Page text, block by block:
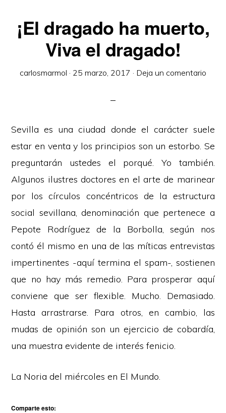
¡El dragado ha muerto,
Viva el dragado!
carlosmarmol · 25 marzo, 2017 · Deja un comentario
Sevilla es una ciudad donde el carácter suele
estar en venta y los principios son un estorbo. Se
preguntarán ustedes el porqué. Yo también.
Algunos ilustres doctores en el arte de marinear
por los círculos concéntricos de la estructura
social sevillana, denominación que pertenece a
Pepote Rodríguez de la Borbolla, según nos
contó él mismo en una de las míticas entrevistas
impertinentes -aquí termina el spam-, sostienen
que no hay más remedio. Para prosperar aquí
conviene que ser flexible. Mucho. Demasiado.
Hasta arrastrarse. Para otros, en cambio, las
mudas de opinión son un ejercicio de cobardía,
una muestra evidente de interés fenicio.
La Noria del miércoles en El Mundo.
Comparte esto: